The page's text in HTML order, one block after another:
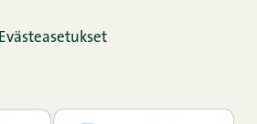
Evästeasetukset